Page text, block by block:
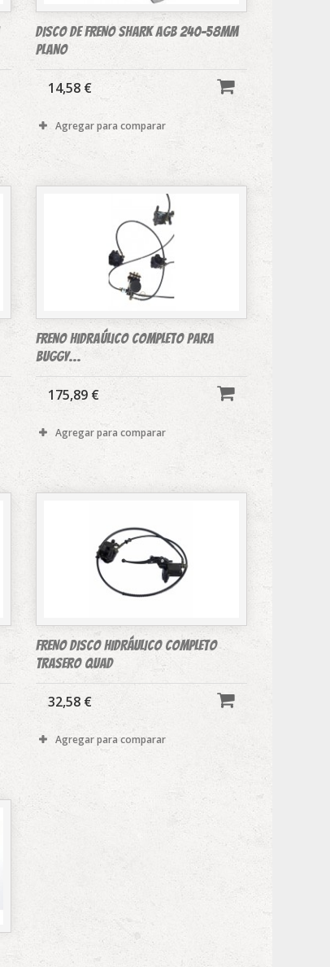
DISCO DE FRENO SHARK AGB 240-58MM
plano
14,58 €
Agregar para comparar
freno hidraúlico completo para
buggy...
175,89 €
Agregar para comparar
FRENO DISCO HIDRÁULICO COMPLETO
trasero Quad
32,58 €
Agregar para comparar